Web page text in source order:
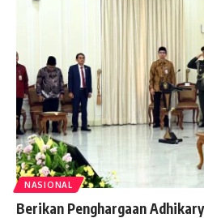
NASIONAL
Berikan Penghargaan